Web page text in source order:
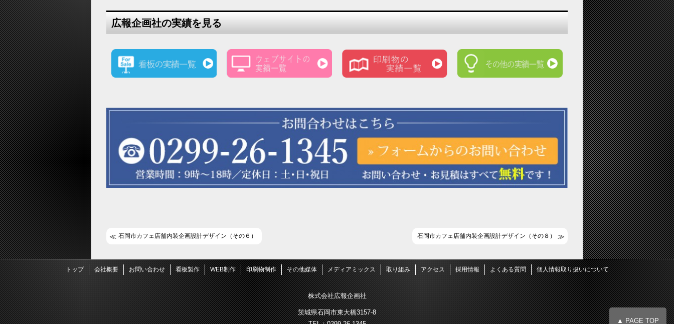
広報企画社の実績を見る
石岡市カフェ店舗内装企画設計デザイン（その６） 石岡市カフェ店舗内装企画設計デザイン（その８）
▲ PAGE TOP
トップ 会社概要 お問い合わせ 看板製作 WEB制作 印刷物制作 その他媒体 メディアミックス 取り組み アクセス 採用情報 よくある質問 個人情報取り扱いについて
株式会社広報企画社
茨城県石岡市東大橋3157-8